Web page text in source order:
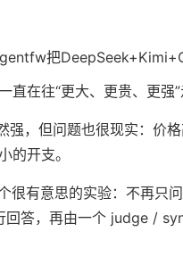
在往“更大、更贵、更强”
强，但问题也很现实：价
的开支。
很有意思的实验：不再只
回答，再由一个 judge /